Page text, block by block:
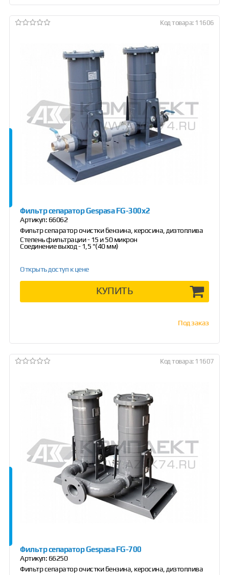
Код товара: 11606
Фильтр сепаратор Gespasa FG-300x2
Артикул: 66062
Фильтр сепаратор очистки бензина, керосина, дизтоплива
Степень фильтрации - 15 и 50 микрон
Соединение выход - 1,5 "(40 мм)
Открыть доступ к цене
КУПИТЬ
Под заказ
Код товара: 11607
Фильтр сепаратор Gespasa FG-700
Артикул: 66250
Фильтр сепаратор очистки бензина, керосина, дизтоплива